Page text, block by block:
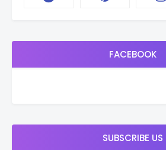
FACEBOOK
SUBSCRIBE US